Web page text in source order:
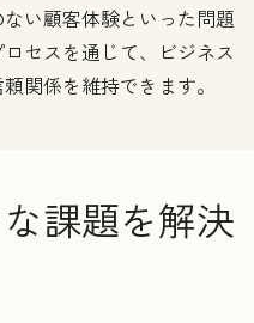
い顧客体験といった問題
セスを通じて、ビジネス
関係を維持できます。
課題を解決